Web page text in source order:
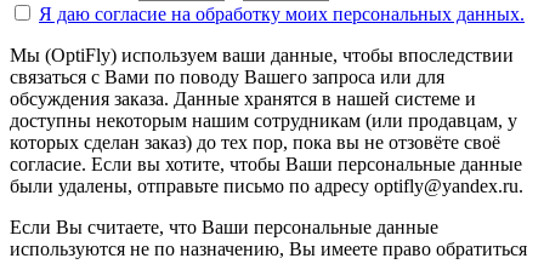
Я даю согласие на обработку моих персональных данных.
Мы (OptiFly) используем ваши данные, чтобы впоследствии
связаться с Вами по поводу Вашего запроса или для
обсуждения заказа. Данные хранятся в нашей системе и
доступны некоторым нашим сотрудникам (или продавцам, у
которых сделан заказ) до тех пор, пока вы не отзовёте своё
согласие. Если вы хотите, чтобы Ваши персональные данные
были удалены, отправьте письмо по адресу optifly@yandex.ru.
Если Вы считаете, что Ваши персональные данные
используются не по назначению, Вы имеете право обратиться